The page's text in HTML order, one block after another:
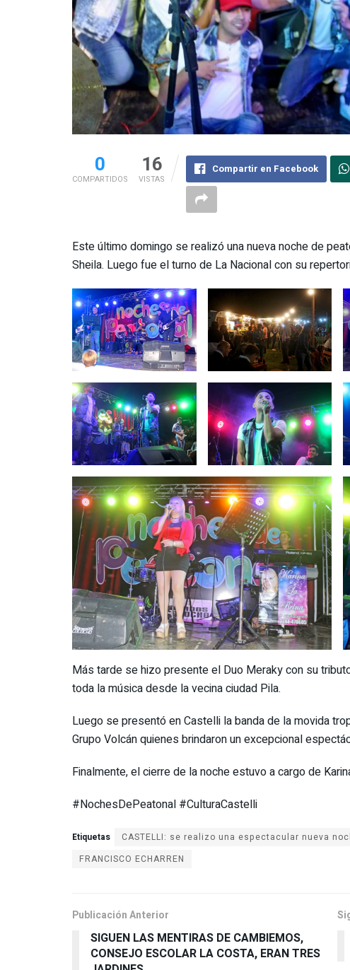
0
COMPARTIDOS
16
VISTAS
Compartir en Facebook
Este último domingo se realizó una nueva noche de
Sheila. Luego fue el turno de La Nacional con su
Más tarde se hizo presente el Duo Meraky con su
toda la música desde la vecina ciudad Pila.
Luego se presentó en Castelli la banda de la movida
Grupo Volcán quienes brindaron un excepcional
Finalmente, el cierre de la noche estuvo a cargo de
#NochesDePeatonal #CulturaCastelli
Etiquetas CASTELLI: se realizo una espectacular nueva
FRANCISCO ECHARREN
Publicación Anterior
SIGUEN LAS MENTIRAS DE CAMBIEMOS,
CONSEJO ESCOLAR LA COSTA, ERAN TRES